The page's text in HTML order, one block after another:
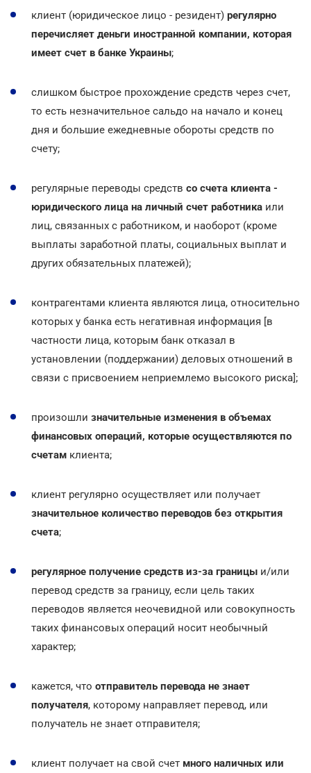
клиент (юридическое лицо - резидент) регулярно
перечисляет деньги иностранной компании, которая
имеет счет в банке Украины;
слишком быстрое прохождение средств через счет,
то есть незначительное сальдо на начало и конец
дня и большие ежедневные обороты средств по
счету;
регулярные переводы средств со счета клиента -
юридического лица на личный счет работника или
лиц, связанных с работником, и наоборот (кроме
выплаты заработной платы, социальных выплат и
других обязательных платежей);
контрагентами клиента являются лица, относительно
которых у банка есть негативная информация [в
частности лица, которым банк отказал в
установлении (поддержании) деловых отношений в
связи с присвоением неприемлемо высокого риска];
произошли значительные изменения в объемах
финансовых операций, которые осуществляются по
счетам клиента;
клиент регулярно осуществляет или получает
значительное количество переводов без открытия
счета;
регулярное получение средств из-за границы и/или
перевод средств за границу, если цель таких
переводов является неочевидной или совокупность
таких финансовых операций носит необычный
характер;
кажется, что отправитель перевода не знает
получателя, которому направляет перевод, или
получатель не знает отправителя;
клиент получает на свой счет много наличных или